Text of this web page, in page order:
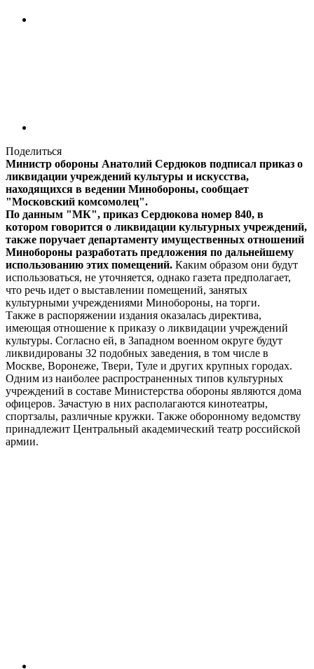
Поделиться
Министр обороны Анатолий Сердюков подписал приказ о
ликвидации учреждений культуры и искусства,
находящихся в ведении Минобороны, сообщает
"Московский комсомолец".
По данным "МК", приказ Сердюкова номер 840, в
котором говорится о ликвидации культурных учреждений,
также поручает департаменту имущественных отношений
Минобороны разработать предложения по дальнейшему
использованию этих помещений. Каким образом они будут
использоваться, не уточняется, однако газета предполагает,
что речь идет о выставлении помещений, занятых
культурными учреждениями Минобороны, на торги.
Также в распоряжении издания оказалась директива,
имеющая отношение к приказу о ликвидации учреждений
культуры. Согласно ей, в Западном военном округе будут
ликвидированы 32 подобных заведения, в том числе в
Москве, Воронеже, Твери, Туле и других крупных городах.
Одним из наиболее распространенных типов культурных
учреждений в составе Министерства обороны являются дома
офицеров. Зачастую в них располагаются кинотеатры,
спортзалы, различные кружки. Также оборонному ведомству
принадлежит Центральный академический театр российской
армии.